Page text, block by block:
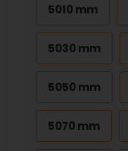
5010 mm
5030 mm
5050 mm
5070 mm